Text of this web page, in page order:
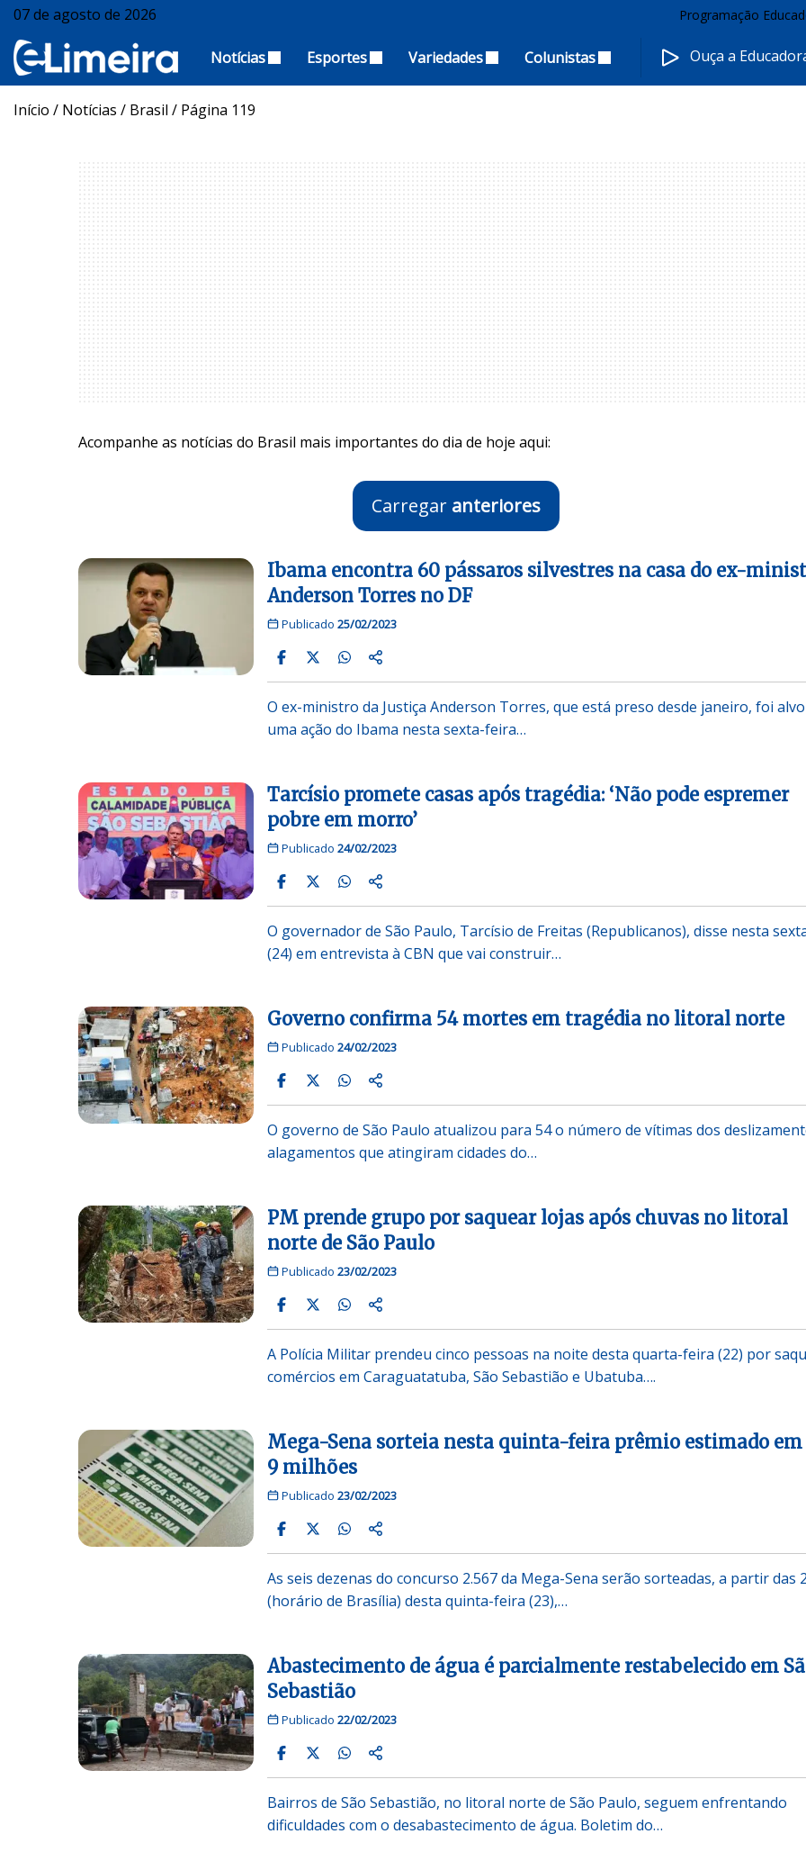
07 de agosto de 2026 Programação
Notícias Esportes Variedades Colunistas Ouça a
Início / Notícias / Brasil / Página 119
Acompanhe as notícias do Brasil mais importantes do dia de hoje aqui:
Carregar anteriores
Ibama encontra 60 pássaros silvestres na casa do ex-
Anderson Torres no DF
Publicado 25/02/2023
O ex-ministro da Justiça Anderson Torres, que está preso desde janeiro, foi
uma ação do Ibama nesta sexta-feira…
Tarcísio promete casas após tragédia: ‘Não pode espremer
pobre em morro’
Publicado 24/02/2023
O governador de São Paulo, Tarcísio de Freitas (Republicanos), disse nesta
(24) em entrevista à CBN que vai construir…
Governo confirma 54 mortes em tragédia no litoral norte
Publicado 24/02/2023
O governo de São Paulo atualizou para 54 o número de vítimas dos
alagamentos que atingiram cidades do…
PM prende grupo por saquear lojas após chuvas no litoral
norte de São Paulo
Publicado 23/02/2023
A Polícia Militar prendeu cinco pessoas na noite desta quarta-feira (22) por
comércios em Caraguatatuba, São Sebastião e Ubatuba….
Mega-Sena sorteia nesta quinta-feira prêmio estimado em
9 milhões
Publicado 23/02/2023
As seis dezenas do concurso 2.567 da Mega-Sena serão sorteadas, a partir das
(horário de Brasília) desta quinta-feira (23),…
Abastecimento de água é parcialmente restabelecido em
Sebastião
Publicado 22/02/2023
Bairros de São Sebastião, no litoral norte de São Paulo, seguem enfrentando
dificuldades com o desabastecimento de água. Boletim do…